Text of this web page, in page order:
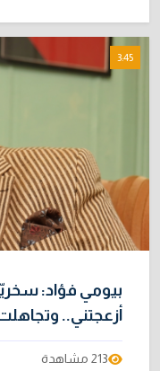
3:45
بيومي فؤاد:
أزعجتني..
213 مشاهدة